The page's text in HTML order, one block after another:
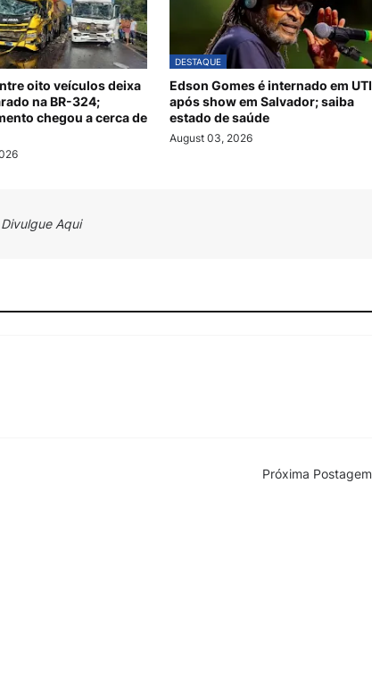
oito veículos deixa
na BR-324;
chegou a cerca de
DESTAQUE
Edson Gomes é internado em UTI
após show em Salvador; saiba
estado de saúde
August 03, 2026
Divulgue Aqui
Próxima Postagem